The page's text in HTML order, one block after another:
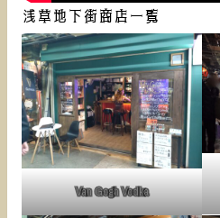
浅草地下街商店一覧
Van Gogh Vodka